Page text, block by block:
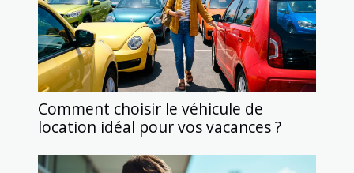
Comment choisir le véhicule de
location idéal pour vos vacances ?